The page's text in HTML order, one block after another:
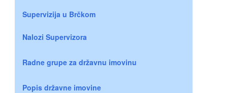
Supervizija u Brčkom
Nalozi Supervizora
Radne grupe za državnu imovinu
Popis državne imovine